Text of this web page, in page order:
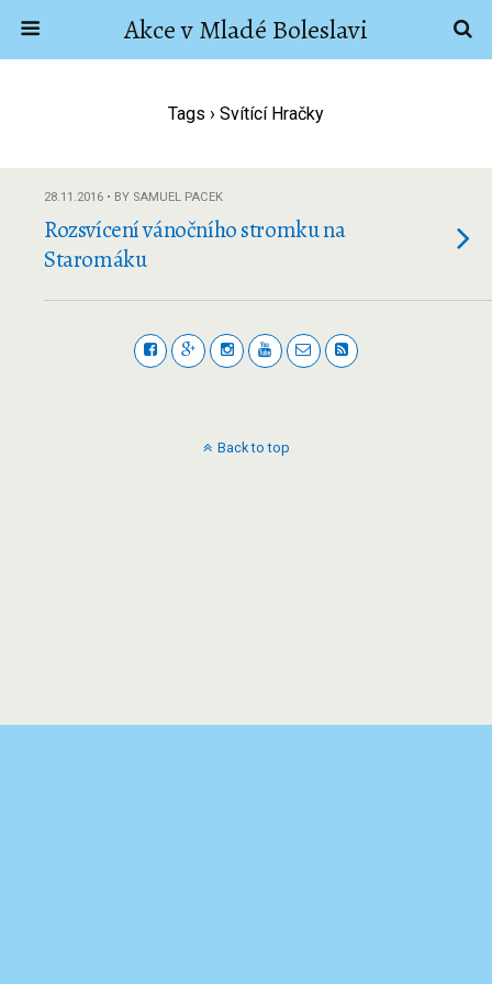
Akce v Mladé Boleslavi
Tags › Svítící Hračky
28.11.2016 • BY SAMUEL PACEK
Rozsvícení vánočního stromku na
Staromáku
Back to top